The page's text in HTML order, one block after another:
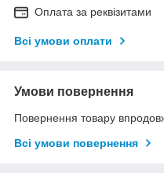
Оплата за реквізитами
Всі умови оплати
Умови повернення
Повернення товару
Всі умови повернення